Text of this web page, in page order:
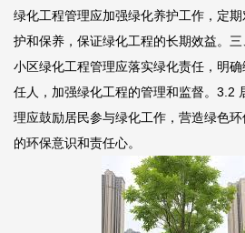
绿化工程管理应加强绿化养护工作，定
护和保养，保证绿化工程的长期效益。三
小区绿化工程管理应落实绿化责任，明
任人，加强绿化工程的管理和监督。3.2
理应鼓励居民参与绿化工作，营造绿色
的环保意识和责任心。